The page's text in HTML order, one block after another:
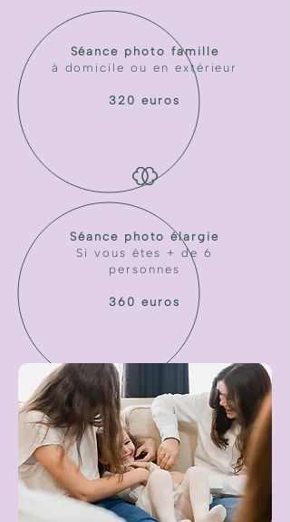
Séance photo élargie
Si vous êtes + de 6
personnes
360 euros
Séance photo famille
à domicile ou en extérieur
320 euros